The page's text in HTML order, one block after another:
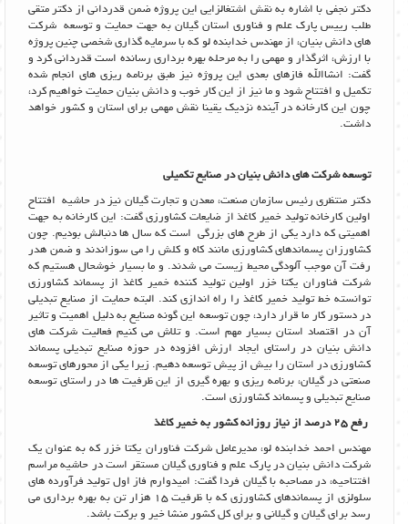
دکتر نجفی با اشاره به نقش اشتغالزایی این پروژه ضمن قدردانی از دکتر متقی
طلب رییس پارک علم و فناوری استان گیلان به جهت حمایت و توسعه شرکت
های دانش بنیان، از مهندس خدابنده لو که با سرمایه گذاری شخصی چنین پروژه
با ارزش، اثرگذار و مهمی را به مرحله بهره برداری رسانده است قدردانی کرد و
گفت: انشاالله فازهای بعدی این پروژه نیز طبق برنامه ریزی های انجام شده
تکمیل و افتتاح شود و ما نیز از این کار خوب و دانش بنیان حمایت خواهیم کرد،
چون این کارخانه در آینده نزدیک یقینا نقش مهمی برای استان و کشور خواهد
داشت.
توسعه شرکت های دانش بنیان در صنایع تکمیلی
دکتر منتظری رئیس سازمان صنعت، معدن و تجارت گیلان نیز در حاشیه افتتاح
اولین کارخانه تولید خمیر کاغذ از ضایعات کشاورزی گفت: این کارخانه به جهت
اهمیتی که دارد یکی از طرح های بزرگی است که سال ها دنبالش بودیم. چون
کشاورزان پسماندهای کشاورزی مانند کاه و کلش را می سوزاندند و ضمن هدر
رفت آن موجب آلودگی محیط زیست می شدند. و ما بسیار خوشحال هستیم که
شرکت فناوران یکتا خزر اولین تولید کننده خمیر کاغذ از پسماند کشاورزی
توانسته خط تولید خمیر کاغذ را راه اندازی کند. البته حمایت از صنایع تبدیلی
در دستور کار ما قرار دارد، چون توسعه این گونه صنایع به دلیل اهمیت و تاثیر
آن در اقتصاد استان بسیار مهم است. و تلاش می کنیم فعالیت شرکت های
دانش بنیان در راستای ایجاد ارزش افزوده در حوزه صنایع تبدیلی پسماند
کشاورزی در استان را بیش از پیش توسعه دهیم. زیرا یکی از محورهای توسعه
صنعتی در گیلان، برنامه ریزی و بهره گیری از این ظرفیت ها در راستای توسعه
صنایع تبدیلی و پسماند کشاورزی است.
رفع 25 درصد از نیاز روزانه کشور به خمیر کاغذ
مهندس احمد خدابنده لو، مدیرعامل شرکت فناوران یکتا خزر که به عنوان یک
شرکت دانش بنیان در پارک علم و فناوری گیلان مستقر است در حاشیه مراسم
افتتاحیه، در مصاحبه با گیلان فردا گفت: امیدوارم فاز اول تولید فرآورده های
سلولزی از پسماندهای کشاورزی که با ظرفیت 15 هزار تن به بهره برداری می
رسد برای گیلان و گیلانی و برای کل کشور منشا خیر و برکت باشد.